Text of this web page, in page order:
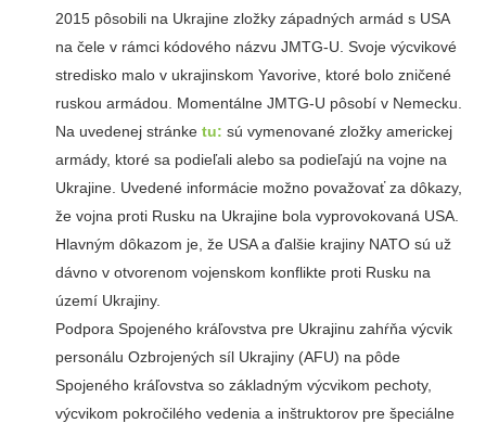
2015 pôsobili na Ukrajine zložky západných armád s USA
na čele v rámci kódového názvu JMTG-U. Svoje výcvikové
stredisko malo v ukrajinskom Yavorive, ktoré bolo zničené
ruskou armádou. Momentálne JMTG-U pôsobí v Nemecku.
Na uvedenej stránke tu: sú vymenované zložky americkej
armády, ktoré sa podieľali alebo sa podieľajú na vojne na
Ukrajine. Uvedené informácie možno považovať za dôkazy,
že vojna proti Rusku na Ukrajine bola vyprovokovaná USA.
Hlavným dôkazom je, že USA a ďalšie krajiny NATO sú už
dávno v otvorenom vojenskom konflikte proti Rusku na
území Ukrajiny.
Podpora Spojeného kráľovstva pre Ukrajinu zahŕňa výcvik
personálu Ozbrojených síl Ukrajiny (AFU) na pôde
Spojeného kráľovstva so základným výcvikom pechoty,
výcvikom pokročilého vedenia a inštruktorov pre špeciálne